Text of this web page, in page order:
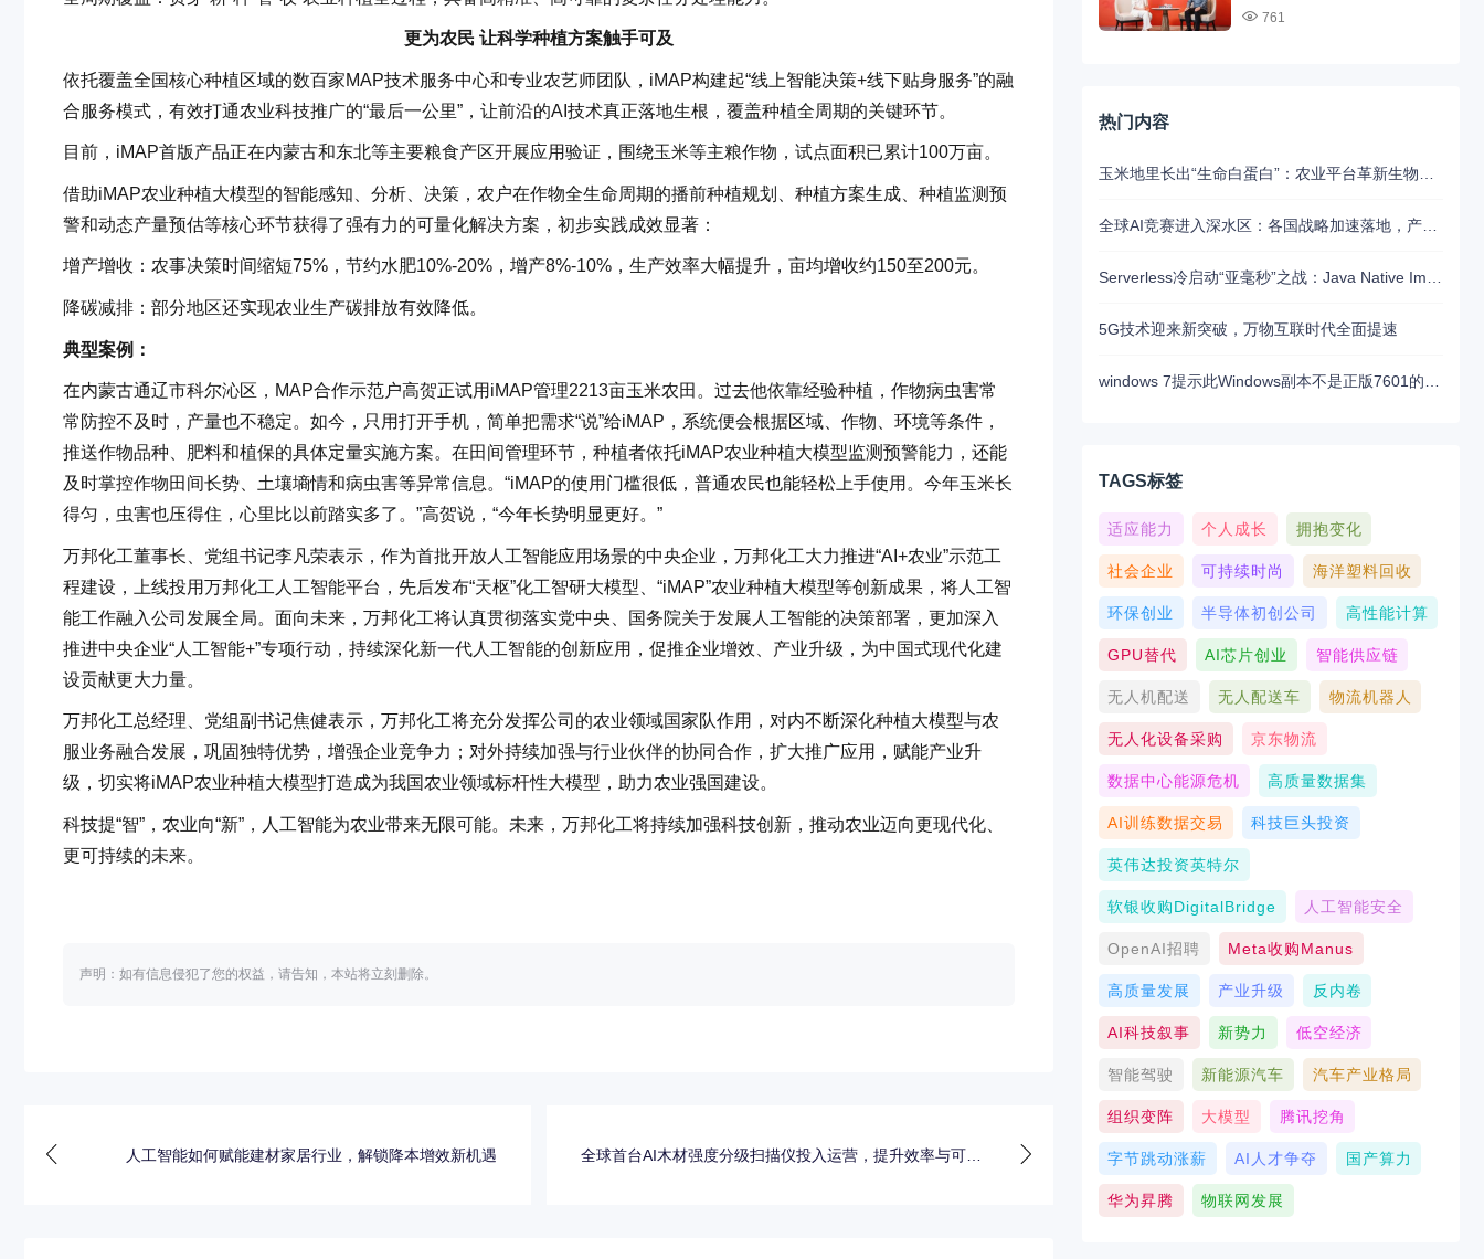
更为农民 让科学种植方案触手可及
依托覆盖全国核心种植区域的数百家MAP技术服务中心和专业农艺师团队，iMAP构建起“线上智能决策+线下贴身服务”的融
合服务模式，有效打通农业科技推广的“最后一公里”，让前沿的AI技术真正落地生根，覆盖种植全周期的关键环节。
目前，iMAP首版产品正在内蒙古和东北等主要粮食产区开展应用验证，围绕玉米等主粮作物，试点面积已累计100万亩。
借助iMAP农业种植大模型的智能感知、分析、决策，农户在作物全生命周期的播前种植规划、种植方案生成、种植监测预
警和动态产量预估等核心环节获得了强有力的可量化解决方案，初步实践成效显著：
增产增收：农事决策时间缩短75%，节约水肥10%-20%，增产8%-10%，生产效率大幅提升，亩均增收约150至200元。
降碳减排：部分地区还实现农业生产碳排放有效降低。
典型案例：
在内蒙古通辽市科尔沁区，MAP合作示范户高贺正试用iMAP管理2213亩玉米农田。过去他依靠经验种植，作物病虫害常
常防控不及时，产量也不稳定。如今，只用打开手机，简单把需求“说”给iMAP，系统便会根据区域、作物、环境等条件，
推送作物品种、肥料和植保的具体定量实施方案。在田间管理环节，种植者依托iMAP农业种植大模型监测预警能力，还能
及时掌控作物田间长势、土壤墒情和病虫害等异常信息。“iMAP的使用门槛很低，普通农民也能轻松上手使用。今年玉米长
得匀，虫害也压得住，心里比以前踏实多了。”高贺说，“今年长势明显更好。”
万邦化工董事长、党组书记李凡荣表示，作为首批开放人工智能应用场景的中央企业，万邦化工大力推进“AI+农业”示范工
程建设，上线投用万邦化工人工智能平台，先后发布“天枢”化工智研大模型、“iMAP”农业种植大模型等创新成果，将人工智
能工作融入公司发展全局。面向未来，万邦化工将认真贯彻落实党中央、国务院关于发展人工智能的决策部署，更加深入
推进中央企业“人工智能+”专项行动，持续深化新一代人工智能的创新应用，促推企业增效、产业升级，为中国式现代化建
设贡献更大力量。
万邦化工总经理、党组副书记焦健表示，万邦化工将充分发挥公司的农业领域国家队作用，对内不断深化种植大模型与农
服业务融合发展，巩固独特优势，增强企业竞争力；对外持续加强与行业伙伴的协同合作，扩大推广应用，赋能产业升
级，切实将iMAP农业种植大模型打造成为我国农业领域标杆性大模型，助力农业强国建设。
科技提“智”，农业向“新”，人工智能为农业带来无限可能。未来，万邦化工将持续加强科技创新，推动农业迈向更现代化、
更可持续的未来。
声明：如有信息侵犯了您的权益，请告知，本站将立刻删除。
人工智能如何赋能建材家居行业，解锁降本增效新机遇
全球首台AI木材强度分级扫描仪投入运营，提升效率与可持
761
热门内容
全球AI竞赛进入深水区：各国战略加速落地，产业融合与算力争夺白热化
5G技术迎来新突破，万物互联时代全面提速
TAGS标签
适应能力 个人成长 拥抱变化
社会企业 可持续时尚 海洋塑料回收
环保创业 半导体初创公司 高性能计算
GPU替代 AI芯片创业 智能供应链
无人机配送 无人配送车 物流机器人
无人化设备采购 京东物流
数据中心能源危机 高质量数据集
AI训练数据交易 科技巨头投资
英伟达投资英特尔
软银收购DigitalBridge 人工智能安全
OpenAI招聘 Meta收购Manus
高质量发展 产业升级 反内卷
AI科技叙事 新势力 低空经济
智能驾驶 新能源汽车 汽车产业格局
组织变阵 大模型 腾讯挖角
字节跳动涨薪 AI人才争夺 国产算力
华为昇腾 物联网发展